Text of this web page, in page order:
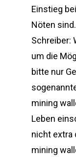
Einstieg
Nöten
Schreiber:
um die
bitte nur
mining
Leben
nicht extra
mining